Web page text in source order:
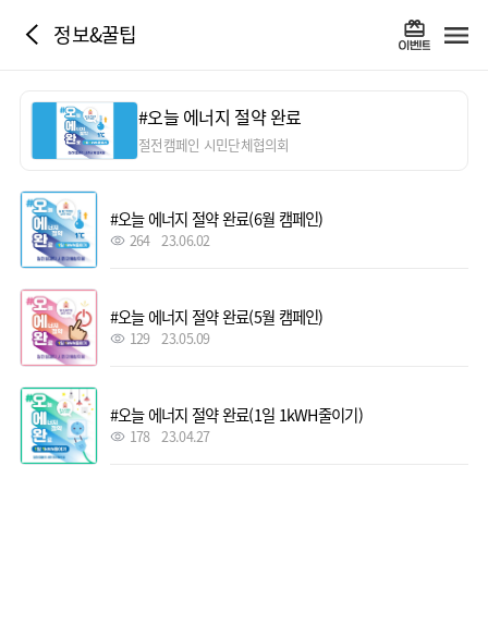
정보&꿀팁
#오늘 에너지 절약 완료
절전캠페인 시민단체협의회
#오늘 에너지 절약 완료(6월 캠페인)
264 23.06.02
#오늘 에너지 절약 완료(5월 캠페인)
129 23.05.09
#오늘 에너지 절약 완료(1일 1kWH줄이기)
178 23.04.27